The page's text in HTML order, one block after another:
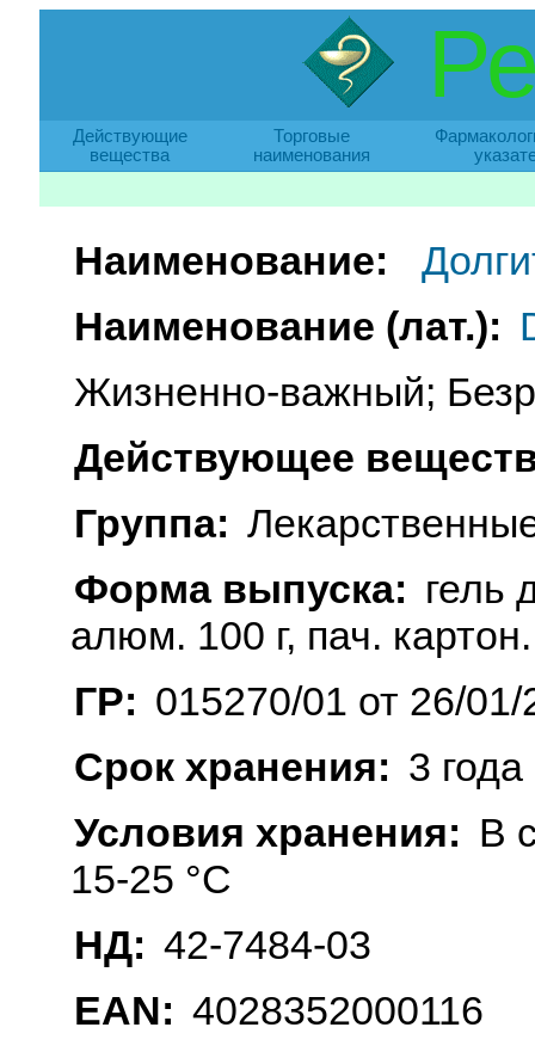
Действующие
вещества
Торговые
наименования
Наименование:
Наименование (лат.):
Жизненно-важный;
Действующее
Группа:
Форма выпуска: гель
алюм. 100 г, пач.
ГР: 015270/01 от 26/
Срок хранения: 3 года
Условия хранения: В
15-25 °C
НД: 42-7484-03
EAN: 4028352000116